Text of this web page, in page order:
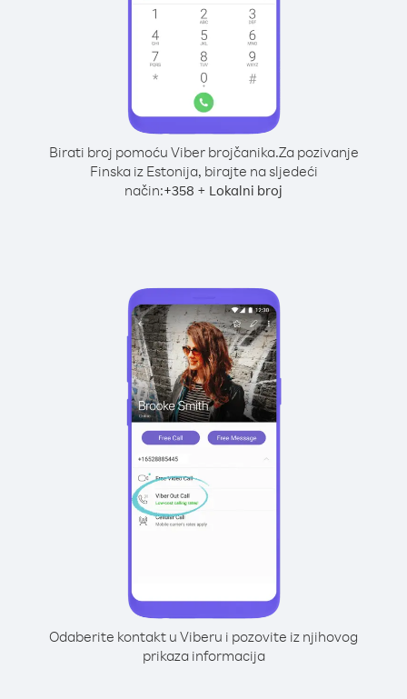
Birati broj pomoću Viber brojčanika.Za pozivanje
Finska iz Estonija, birajte na sljedeći
način:+358 + Lokalni broj
Odaberite kontakt u Viberu i pozovite iz njihovog
prikaza informacija